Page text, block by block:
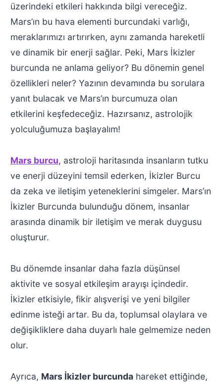
üzerindeki etkileri hakkında bilgi vereceğiz.
Mars’ın bu hava elementi burcundaki varlığı,
meraklarımızı artırırken, aynı zamanda hareketli
ve dinamik bir enerji sağlar. Peki, Mars İkizler
burcunda ne anlama geliyor? Bu dönemin genel
özellikleri neler? Yazının devamında bu sorulara
yanıt bulacak ve Mars’ın burcumuza olan
etkilerini keşfedeceğiz. Hazırsanız, astrolojik
yolculuğumuza başlayalım!
Mars burcu, astroloji haritasında insanların tutku
ve enerji düzeyini temsil ederken, İkizler Burcu
da zeka ve iletişim yeteneklerini simgeler. Mars’ın
İkizler Burcunda bulunduğu dönem, insanlar
arasında dinamik bir iletişim ve merak duygusu
oluşturur.
Bu dönemde insanlar daha fazla düşünsel
aktivite ve sosyal etkileşim arayışı içindedir.
İkizler etkisiyle, fikir alışverişi ve yeni bilgiler
edinme isteği artar. Bu da, toplumsal olaylara ve
değişikliklere daha duyarlı hale gelmemize neden
olur.
Ayrıca, Mars İkizler burcundahareket ettiğinde,